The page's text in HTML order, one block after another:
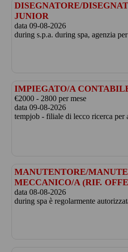
DISEGNATORE/
JUNIOR
data 09-08-2026
during s.p.a. during spa, agenzia
IMPIEGATO/A
€2000 - 2800 per mese
data 09-08-2026
tempjob - filiale di lecco ricerca per
MANUTENTORE/
MECCANICO/A (RIF.
data 08-08-2026
during spa è regolarmente